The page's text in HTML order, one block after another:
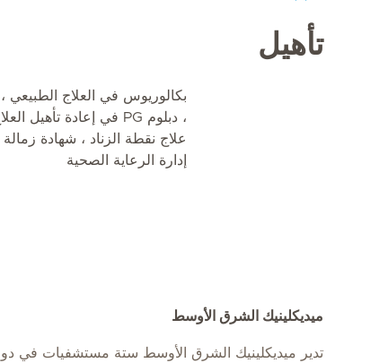
تأهيل
إدارة الرعاية الصحية
ميديكلينيك الشرق الأوسط
تدير ميديكلينيك الشرق الأوسط ستة مستشفيات في